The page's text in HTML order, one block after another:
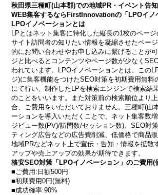
秋田県三種町(山本郡)での地域PR・イベント告
WEB集客するならFirstInnovationの「LPOイノ
LPOイノベーションとは
LPとはネット集客に特化した縦長の1枚のページ
サイト訪問者の知りたい情報を凝縮させたペー
的にお問い合わせやお申し込みに繫げることが
ジと比べるとコンテンツやページ数が少なく
われています。LPOイノベーションとは、この
ジ)に集客機能をつけたSEO対策を初期費用無料
にて行い、制作したLPを検索エンジンで検索結
のことをいいます。また対策前の検索順位より
合、ご費用をいただいておりません。三種町(山
ーションを導入いただくことで、ネット集客数
ジビュー数(PV)/訪問数/セッション数)、SEO対
ティング広告などの広告費削減、低価格で商品
地域PRなどネット上で宣伝・告知・情報を拡散
アップや売上アップの効果が期待できます。
格安SEO対策「LPOイノベーション」のご費用(
■ご費用:日額500円
■初期費用0円(無料)
■成功確率:90%